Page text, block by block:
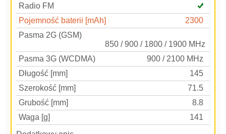
Radio FM
Pojemność baterii [mAh]
2300
Pasma 2G (GSM)
850 / 900 / 1800 / 1900 MHz
Pasma 3G (WCDMA)
900 / 2100 MHz
Długość [mm]
145
Szerokość [mm]
71.5
Grubość [mm]
8.8
Waga [g]
141